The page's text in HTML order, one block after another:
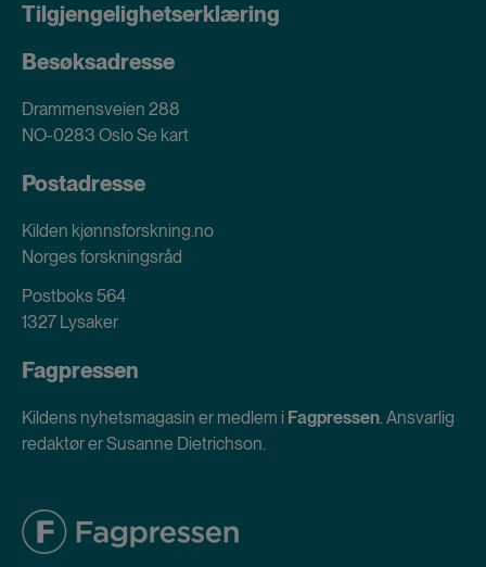
Tilgjengelighetserklæring
Besøksadresse
Drammensveien 288
NO-0283 OsloSe kart
Postadresse
Kilden kjønnsforskning.no
Norges forskningsråd
Postboks 564
1327 Lysaker
Fagpressen
Kildens nyhetsmagasin er medlem i Fagpressen. Ansvarlig
redaktør er Susanne Dietrichson.